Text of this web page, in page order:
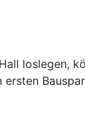
loslegen,